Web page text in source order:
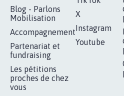
Blog - Parlons
Mobilisation
Accompagnement
Partenariat et
fundraising
Les pétitions
proches de chez
vous
X
Instagram
Youtube